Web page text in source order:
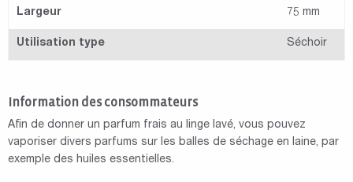
Largeur 75 mm
Utilisation type Séchoir
Information des consommateurs
Afin de donner un parfum frais au linge lavé, vous pouvez
vaporiser divers parfums sur les balles de séchage en laine, par
exemple des huiles essentielles.